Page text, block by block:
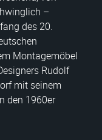
–
des 20.
Montagemöbel
Rudolf
mit seinem
den 1960er